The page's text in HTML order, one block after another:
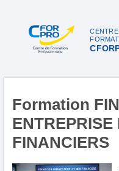
Formation
ENTREPRISE
FINANCIERS